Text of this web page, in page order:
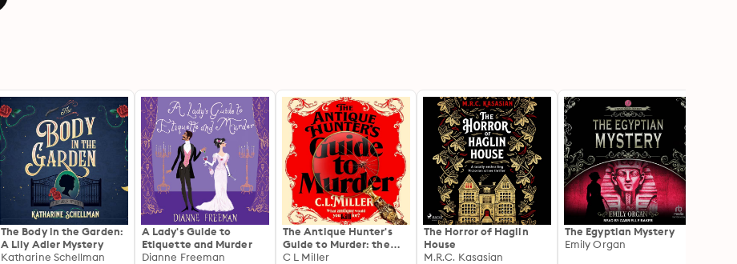
The Body in the Garden:
A Lily Adler Mystery
Katharine Schellman
A Lady's Guide to
Etiquette and Murder
Dianne Freeman
The Antique Hunter's
Guide to Murder: the
highly anticipated crime
C L Miller
The Horror of Haglin
House
M.R.C. Kasasian
The Egyptian Mystery
Emily Organ